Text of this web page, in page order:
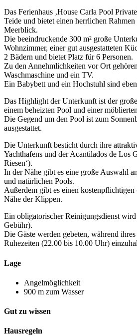
Das Ferienhaus ‚House Carla Pool
Teide und bietet einen herrlichen
Meerblick.
Die beeindruckende 300 m² große
Wohnzimmer, einer gut ausgestatteten
2 Bädern und bietet Platz für 6 Personen.
Zu den Annehmlichkeiten vor Ort
Waschmaschine und ein TV.
Ein Babybett und ein Hochstuhl sind
Das Highlight der Unterkunft ist der
einem beheizten Pool und einer
Die Gegend um den Pool ist zum
ausgestattet.
Die Unterkunft besticht durch ihre
Yachthafens und der Acantilados de Los
Riesen‘).
In der Nähe gibt es eine große Auswahl
und natürlichen Pools.
Außerdem gibt es einen
Nähe der Klippen.
Ein obligatorischer Reinigungsdienst wird
Gebühr).
Die Gäste werden gebeten, während
Ruhezeiten (22.00 bis 10.00 Uhr)
Lage
Angelmöglichkeit
900 m zum Wasser
Gut zu wissen
Hausregeln